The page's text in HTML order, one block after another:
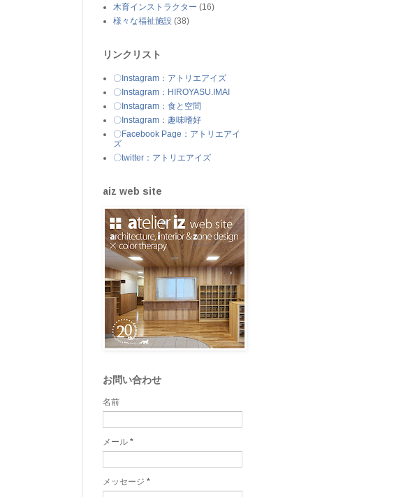
木育インストラクター (16)
様々な福祉施設 (38)
リンクリスト
〇Instagram：アトリエアイズ
〇Instagram：HIROYASU.IMAI
〇Instagram：食と空間
〇Instagram：趣味嗜好
〇Facebook Page：アトリエアイ
ズ
〇twitter：アトリエアイズ
aiz web site
お問い合わせ
名前
メール *
メッセージ *